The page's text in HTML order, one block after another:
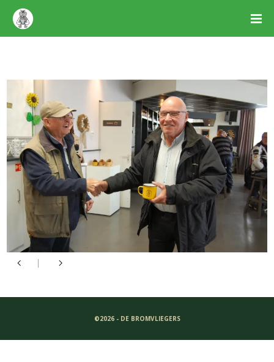
©2026 - DE BROMVLIEGERS